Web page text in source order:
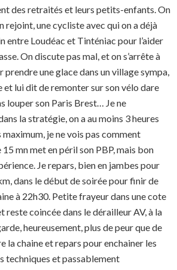
des retraités et leurs petits-enfants. On
rejoint, une cycliste avec qui on a déjà
entre Loudéac et Tinténiac pour l’aider
On discute pas mal, et on s’arrête à
une glace dans un village sympa,
et lui dit de remonter sur son vélo dare
louper son Paris Brest… Je ne
la stratégie, on a au moins 3 heures
maximum, je ne vois pas comment
mn met en péril son PBP, mais bon
Je repars, bien en jambes pour
dans le début de soirée pour finir de
à 22h30. Petite frayeur dans une cote
reste coincée dans le dérailleur AV, à la
heureusement, plus de peur que de
la chaine et repars pour enchainer les
techniques et passablement